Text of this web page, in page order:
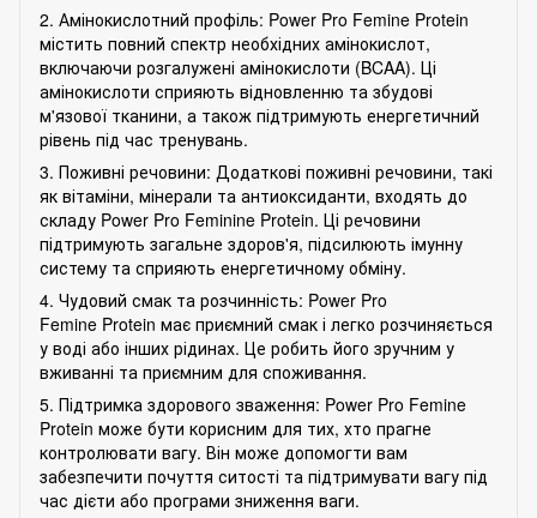
2. Амінокислотний профіль: Power Pro Femine Protein
містить повний спектр необхідних амінокислот,
включаючи розгалужені амінокислоти (BCAA). Ці
амінокислоти сприяють відновленню та збудові
м'язової тканини, а також підтримують енергетичний
рівень під час тренувань.
3. Поживні речовини: Додаткові поживні речовини, такі
як вітаміни, мінерали та антиоксиданти, входять до
складу Power Pro Feminine Protein. Ці речовини
підтримують загальне здоров'я, підсилюють імунну
систему та сприяють енергетичному обміну.
4. Чудовий смак та розчинність: Power Pro
Femine Protein має приємний смак і легко розчиняється
у воді або інших рідинах. Це робить його зручним у
вживанні та приємним для споживання.
5. Підтримка здорового зваження: Power Pro Femine
Protein може бути корисним для тих, хто прагне
контролювати вагу. Він може допомогти вам
забезпечити почуття ситості та підтримувати вагу під
час дієти або програми зниження ваги.